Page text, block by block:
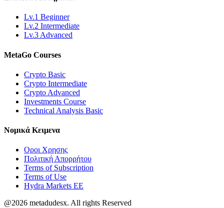
Lv.1 Beginner
Lv.2 Intermediate
Lv.3 Advanced
MetaGo Courses
Crypto Basic
Crypto Intermediate
Crypto Advanced
Investments Course
Technical Analysis Basic
Νομικά Κειμενα
Οροι Χρησης
Πολιτική Απορρήτου
Terms of Subscription
Terms of Use
Hydra Markets EE
@2026 metadudesx. All rights Reserved